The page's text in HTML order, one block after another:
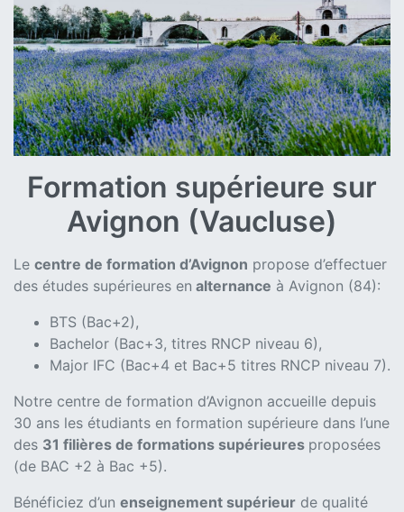
Formation supérieure sur
Avignon (Vaucluse)
Le centre de formation d’Avignon propose d’effectuer
des études supérieures en alternance à Avignon (84):
BTS (Bac+2),
Bachelor (Bac+3, titres RNCP niveau 6),
Major IFC (Bac+4 et Bac+5 titres RNCP niveau 7).
Notre centre de formation d’Avignon accueille depuis
30 ans les étudiants en formation supérieure dans l’une
des 31 filières de formations supérieures proposées
(de BAC +2 à Bac +5).
Bénéficiez d’un enseignement supérieur de qualité